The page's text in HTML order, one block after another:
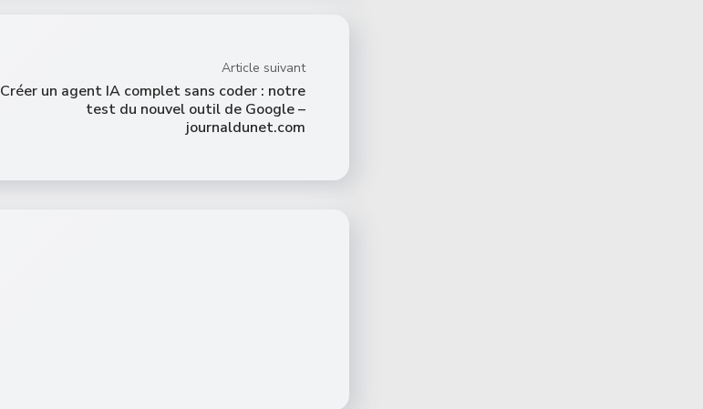
Article suivant
Créer un agent IA complet sans coder : notre
test du nouvel outil de Google –
journaldunet.com